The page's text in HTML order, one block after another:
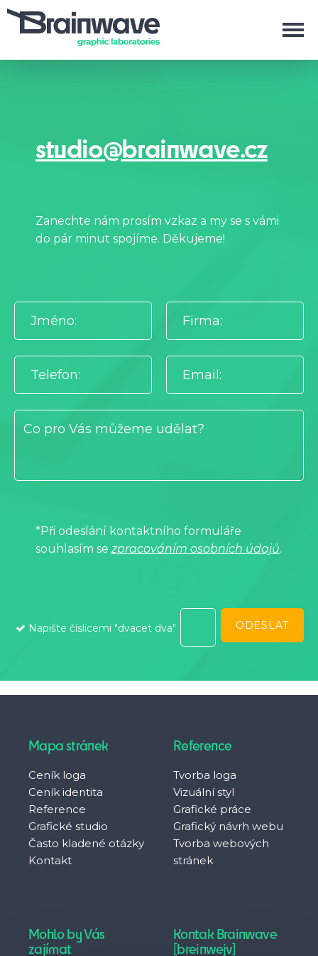
studio@brainwave.cz
Zanechte nám prosím vzkaz a my se s vámi
do pár minut spojíme. Děkujeme!
*Při odeslání kontaktního formuláře
souhlasím se zpracováním osobních údajů.
Napište číslicemi "dvacet dva"
Mapa stránek
Ceník loga
Ceník identita
Reference
Grafické studio
Často kladené otázky
Kontakt
Reference
Tvorba loga
Vizuální styl
Grafické práce
Grafický návrh webu
Tvorba webových
stránek
Mohlo by Vás
zajímat
Kontak Brainwave
[breinwejv]